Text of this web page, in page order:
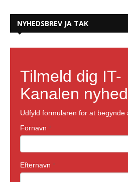
NYHEDSBREV JA TAK